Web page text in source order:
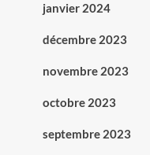
janvier 2024
décembre 2023
novembre 2023
octobre 2023
septembre 2023